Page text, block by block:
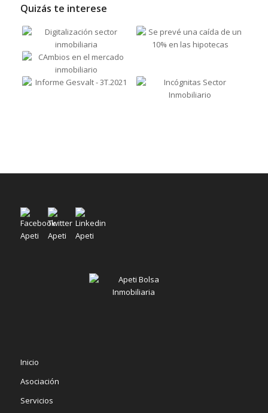
Quizás te interese
Inicio
Asociación
Servicios